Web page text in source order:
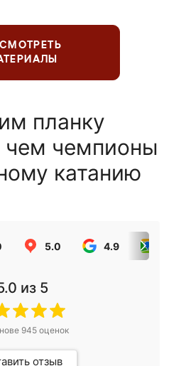
планку
чем чемпионы
катанию
5.0 4.9
из 5
945оценок
отзыв